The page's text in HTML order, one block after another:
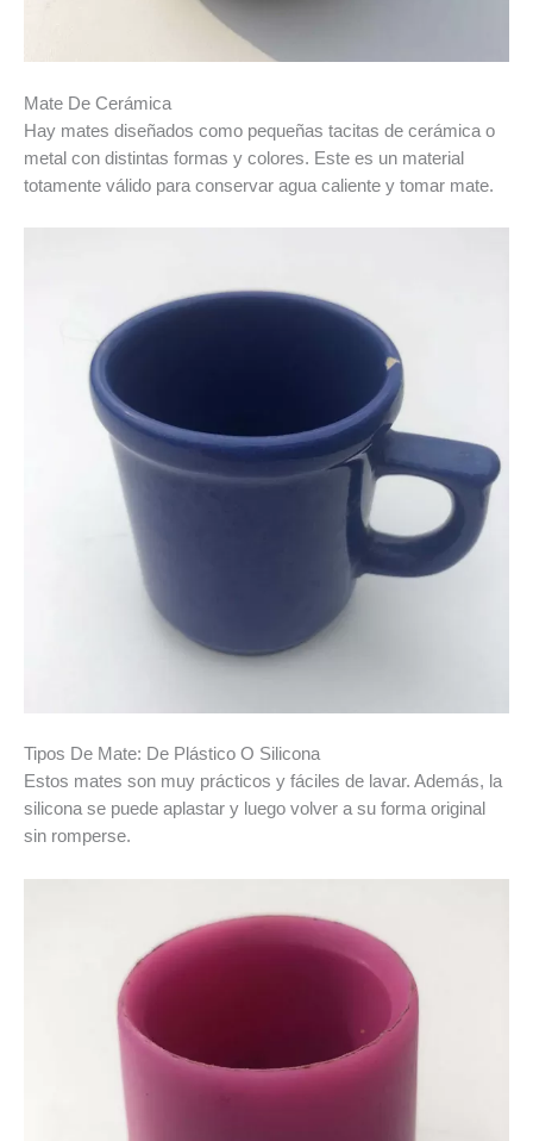
Mate De Cerámica
Hay mates diseñados como pequeñas tacitas de cerámica o
metal con distintas formas y colores. Este es un material
totamente válido para conservar agua caliente y tomar mate.
Tipos De Mate: De Plástico O Silicona
Estos mates son muy prácticos y fáciles de lavar. Además, la
silicona se puede aplastar y luego volver a su forma original
sin romperse.